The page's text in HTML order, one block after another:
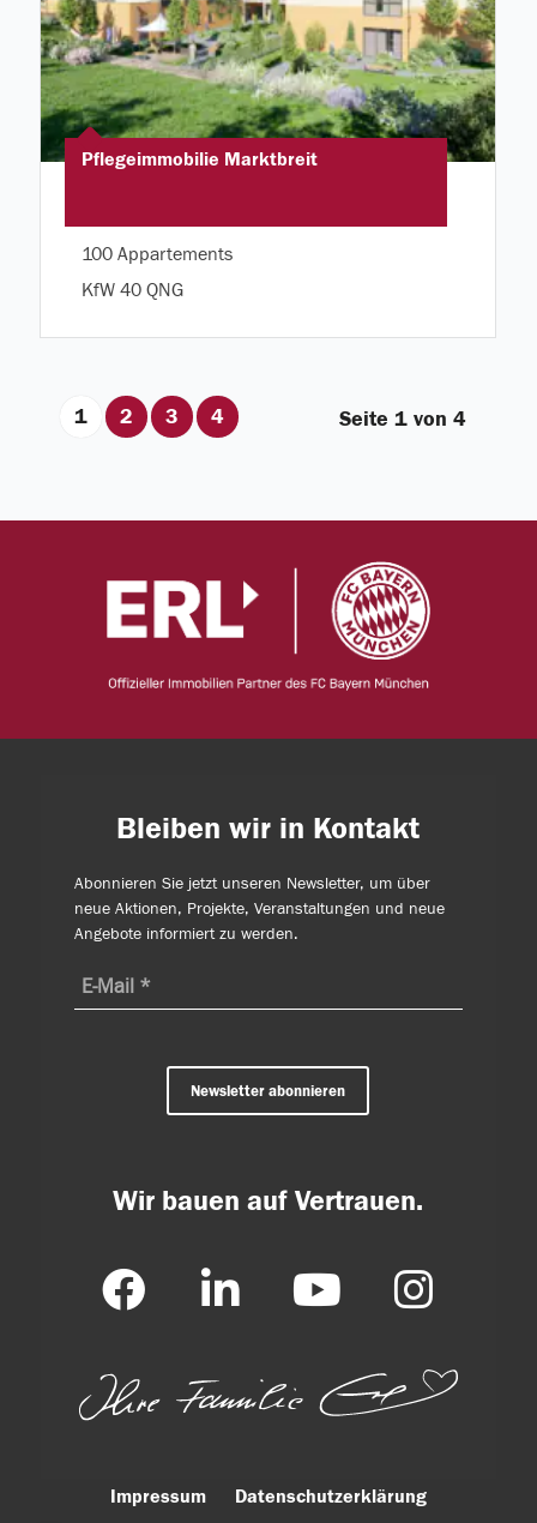
Pflegeimmobilie Marktbreit
100 Appartements
KfW 40 QNG
Seite 1 von 4
1 2 3 4
Bleiben wir in Kontakt
Abonnieren Sie jetzt unseren Newsletter, um über
neue Aktionen, Projekte, Veranstaltungen und neue
Angebote informiert zu werden.
Newsletter abonnieren
Wir bauen auf Vertrauen.
Impressum
Datenschutzerklärung